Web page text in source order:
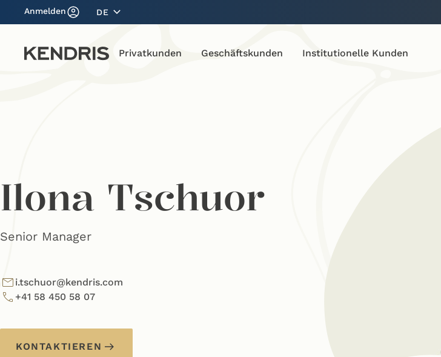
Anmelden DE
Privatkunden Geschäftskunden Institutionelle Kunden
Ilona Tschuor
Senior Manager
i.tschuor@kendris.com
+41 58 450 58 07
KONTAKTIEREN